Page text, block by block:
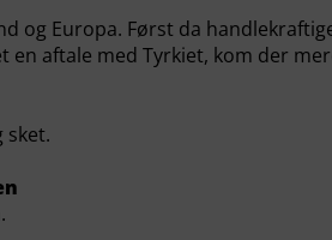
og Europa. Først da
en aftale med Tyrkiet, kom der
sket.